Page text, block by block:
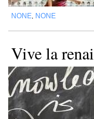
NONE NONE
Vive la